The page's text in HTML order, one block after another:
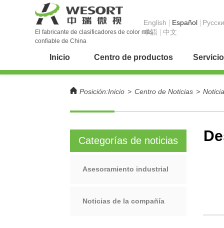
El fabricante de clasificadores de color más
confiable de China
English Español
本語
中文
Inicio Centro de productos
Posición:Inicio > Centro de Noticias >
Categorías de noticias
Asesoramiento industrial
Noticias de la compañía